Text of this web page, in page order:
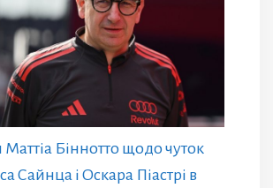
Біннотто щодо чуток
Сайнца і Оскара Піастрі в